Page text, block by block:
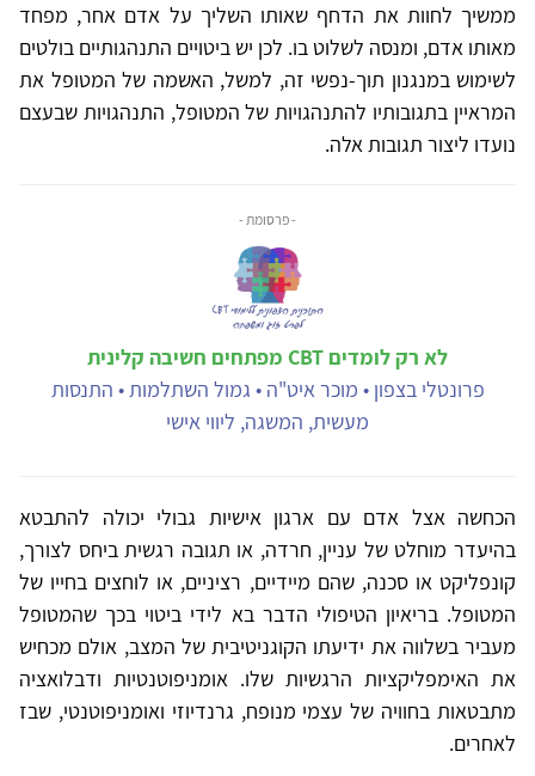
ממשיך לחוות את הדחף שאותו השליך על אדם אחר, מפחד
מאותו אדם, ומנסה לשלוט בו. לכן יש ביטויים התנהגותיים בולטים
לשימוש במנגנון תוך-נפשי זה, למשל, האשמה של המטופל את
המראיין בתגובותיו להתנהגויות של המטופל, התנהגויות שבעצם
נועדו ליצור תגובות אלה.
- פרסומת -
לא רק לומדים CBT מפתחים חשיבה קלינית
פרונטלי בצפון • מוכר איט"ה • גמול השתלמות • התנסות
מעשית, המשגה, ליווי אישי
הכחשה אצל אדם עם ארגון אישיות גבולי יכולה להתבטא
בהיעדר מוחלט של עניין, חרדה, או תגובה רגשית ביחס לצורך,
קונפליקט או סכנה, שהם מיידיים, רציניים, או לוחצים בחייו של
המטופל. בריאיון הטיפולי הדבר בא לידי ביטוי בכך שהמטופל
מעביר בשלווה את ידיעתו הקוגניטיבית של המצב, אולם מכחיש
את האימפליקציות הרגשיות שלו. אומניפוטנטיות ודבלואציה
מתבטאות בחוויה של עצמי מנופח, גרנדיוזי ואומניפוטנטי, שבז
לאחרים.